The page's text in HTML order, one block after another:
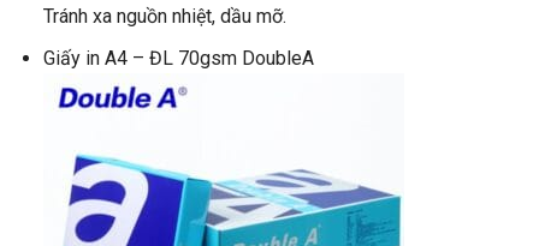
Tránh xa nguồn nhiệt, dầu mỡ.
Giấy in A4 – ĐL 70gsm DoubleA